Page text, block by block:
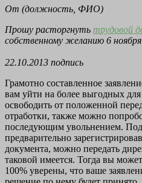
От (должность, ФИО)
Прошу расторгнуть трудовой
собственному желанию 6
22.10.2013 подпись
Грамотно составленное
вам уйти на более выгодных
освободить от положенной
отработки, также можно
последующим увольнением.
предварительно
документа, можно передать
таковой имеется. Тогда вы
100% уверены, что ваше